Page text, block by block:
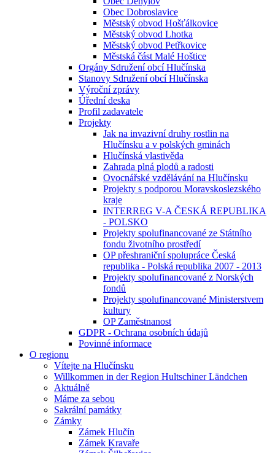
Obec Dobroslavice
Městský obvod Hošťálkovice
Městský obvod Lhotka
Městský obvod Petřkovice
Městská část Malé Hoštice
Orgány Sdružení obcí Hlučínska
Stanovy Sdružení obcí Hlučínska
Výroční zprávy
Úřední deska
Profil zadavatele
Projekty
Jak na invazivní druhy rostlin na
Hlučínsku a v polských gminách
Hlučínská vlastivěda
Zahrada plná plodů a radosti
Ovocnářské vzdělávání na Hlučínsku
Projekty s podporou Moravskoslezského
kraje
INTERREG V-A ČESKÁ REPUBLIKA
- POLSKO
Projekty spolufinancované ze Státního
fondu životního prostředí
OP přeshraniční spolupráce Česká
republika - Polská republika 2007 - 2013
Projekty spolufinancované z Norských
fondů
Projekty spolufinancované Ministerstvem
kultury
OP Zaměstnanost
GDPR - Ochrana osobních údajů
Povinné informace
O regionu
Vítejte na Hlučínsku
Willkommen in der Region Hultschiner Ländchen
Aktuálně
Máme za sebou
Sakrální památky
Zámky
Zámek Hlučín
Zámek Kravaře